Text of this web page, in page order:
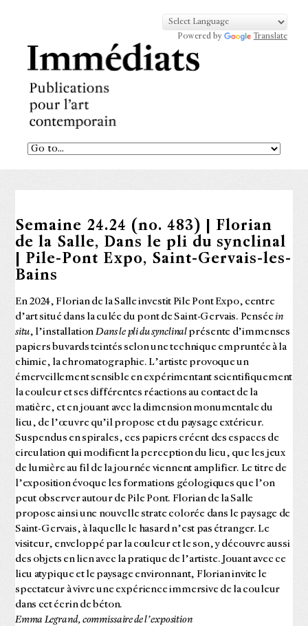
Powered by Translate
Semaine 24.24 (no. 483) | Florian
de la Salle, Dans le pli du synclinal
| Pile-Pont Expo, Saint-Gervais-les-
Bains
En 2024, Florian de la Salle investit Pile Pont Expo, centre
d’art situé dans la culée du pont de Saint-Gervais. Penséein
situ, l’installation Dans le pli du synclinal présente d’immenses
papiers buvards teintés selon une technique empruntée à la
chimie, la chromatographie. L’artiste provoque un
émerveillement sensible en expérimentant scientifiquement
la couleur et ses différentes réactions au contact de la
matière, et en jouant avec la dimension monumentale du
lieu, de l’œuvre qu’il propose et du paysage extérieur.
Suspendus en spirales, ces papiers créent des espaces de
circulation qui modifient la perception du lieu, que les jeux
de lumière au fil de la journée viennent amplifier. Le titre de
l’exposition évoque les formations géologiques que l’on
peut observer autour de Pile Pont. Florian de la Salle
propose ainsi une nouvelle strate colorée dans le paysage de
Saint-Gervais, à laquelle le hasard n’est pas étranger. Le
visiteur, enveloppé par la couleur et le son, y découvre aussi
des objets en lien avec la pratique de l’artiste. Jouant avec ce
lieu atypique et le paysage environnant, Florian invite le
spectateur à vivre une expérience immersive de la couleur
dans cet écrin de béton.
Emma Legrand, commissaire de l’exposition